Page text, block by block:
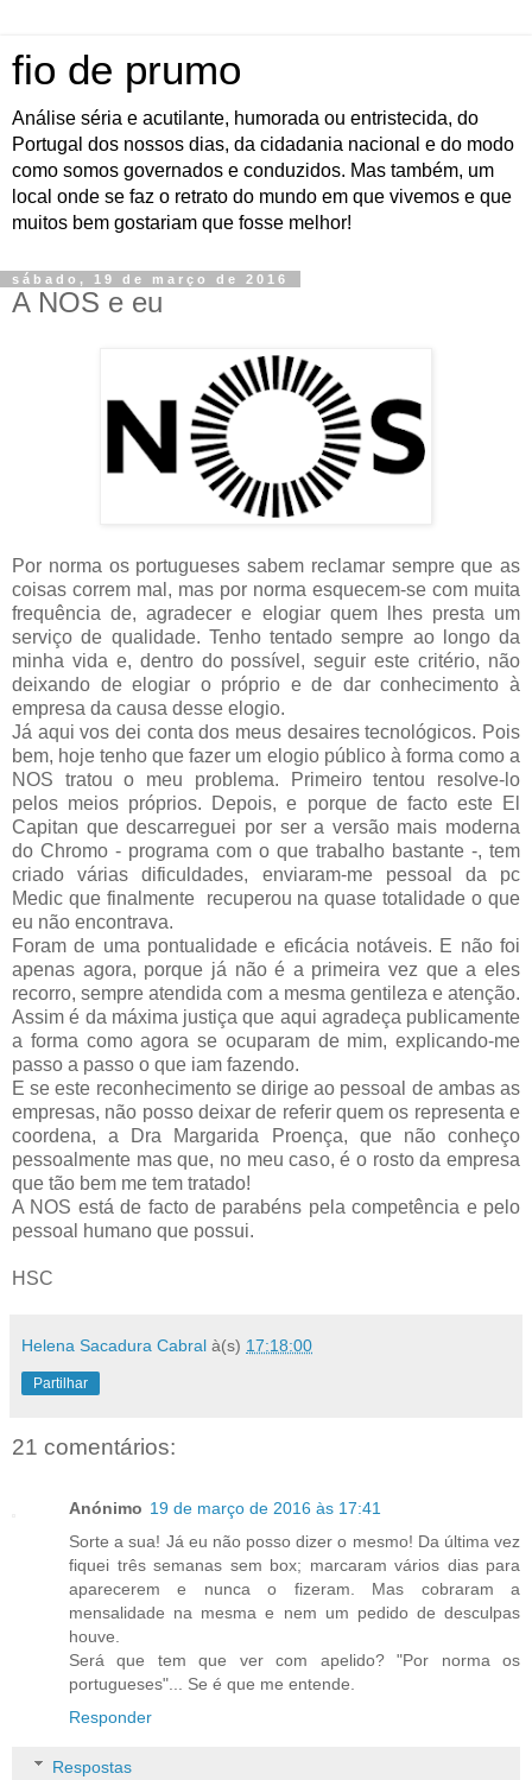
fio de prumo
Análise séria e acutilante, humorada ou entristecida, do
Portugal dos nossos dias, da cidadania nacional e do modo
como somos governados e conduzidos. Mas também, um
local onde se faz o retrato do mundo em que vivemos e que
muitos bem gostariam que fosse melhor!
sábado, 19 de março de 2016
A NOS e eu
Por norma os portugueses sabem reclamar sempre que as
coisas correm mal, mas por norma esquecem-se com muita
frequência de, agradecer e elogiar quem lhes presta um
serviço de qualidade. Tenho tentado sempre ao longo da
minha vida e, dentro do possível, seguir este critério, não
deixando de elogiar o próprio e de dar conhecimento à
empresa da causa desse elogio.
Já aqui vos dei conta dos meus desaires tecnológicos. Pois
bem, hoje tenho que fazer um elogio público à forma como a
NOS tratou o meu problema. Primeiro tentou resolve-lo
pelos meios próprios. Depois, e porque de facto este El
Capitan que descarreguei por ser a versão mais moderna
do Chromo - programa com o que trabalho bastante -, tem
criado várias dificuldades, enviaram-me pessoal da pc
Medic que finalmente recuperou na quase totalidade o que
eu não encontrava.
Foram de uma pontualidade e eficácia notáveis. E não foi
apenas agora, porque já não é a primeira vez que a eles
recorro, sempre atendida com a mesma gentileza e atenção.
Assim é da máxima justiça que aqui agradeça publicamente
a forma como agora se ocuparam de mim, explicando-me
passo a passo o que iam fazendo.
E se este reconhecimento se dirige ao pessoal de ambas as
empresas, não posso deixar de referir quem os representa e
coordena, a Dra Margarida Proença, que não conheço
pessoalmente mas que, no meu caso, é o rosto da empresa
que tão bem me tem tratado!
A NOS está de facto de parabéns pela competência e pelo
pessoal humano que possui.
HSC
Helena Sacadura Cabral à(s) 17:18:00
Partilhar
21 comentários:
Anónimo 19 de março de 2016 às 17:41
Sorte a sua! Já eu não posso dizer o mesmo! Da última vez
fiquei três semanas sem box; marcaram vários dias para
aparecerem e nunca o fizeram. Mas cobraram a
mensalidade na mesma e nem um pedido de desculpas
houve.
Será que tem que ver com apelido? "Por norma os
portugueses"... Se é que me entende.
Responder
Respostas